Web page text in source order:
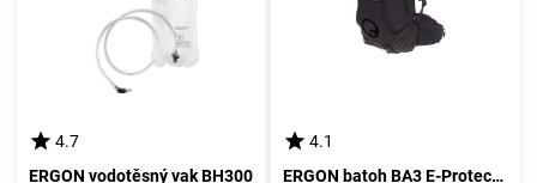
4.7
ERGON vodotěsný vak BH300
4.1
ERGON batoh BA3 E-Protect stealth